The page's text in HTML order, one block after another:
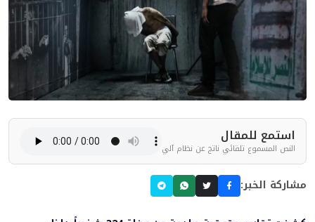
استمع للمقال
النص المسموع تلقائي ناتج عن نظام آلي
مشاركة الخبر: